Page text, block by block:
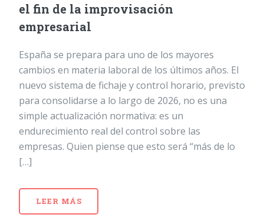
el fin de la improvisación
empresarial
España se prepara para uno de los mayores
cambios en materia laboral de los últimos años. El
nuevo sistema de fichaje y control horario, previsto
para consolidarse a lo largo de 2026, no es una
simple actualización normativa: es un
endurecimiento real del control sobre las
empresas. Quien piense que esto será “más de lo
[…]
LEER MÁS